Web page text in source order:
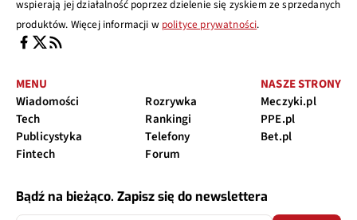
wspierają jej działalność poprzez dzielenie się zyskiem ze sprzedanych
produktów. Więcej informacji w polityce prywatności.
MENU
Wiadomości
Tech
Publicystyka
Fintech
Rozrywka
Rankingi
Telefony
Forum
NASZE STRONY
Meczyki.pl
PPE.pl
Bet.pl
Bądź na bieżąco. Zapisz się do newslettera